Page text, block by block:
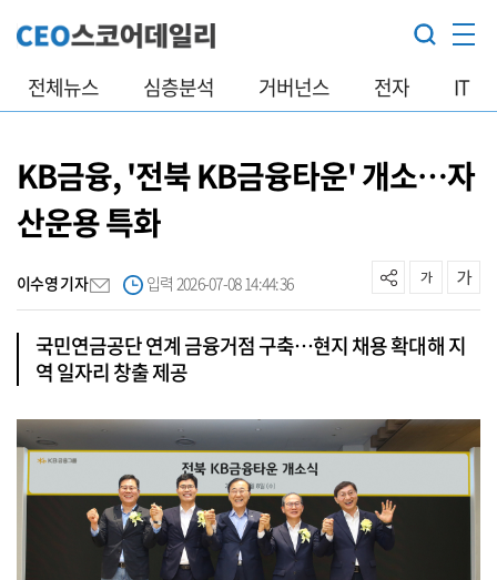
전체뉴스 심층분석 거버넌스 전자 IT
KB금융, '전북 KB금융타운' 개소…자
산운용 특화
이수영 기자 입력 2026-07-08 14:44:36
국민연금공단 연계 금융거점 구축…현지 채용 확대해 지
역 일자리 창출 제공